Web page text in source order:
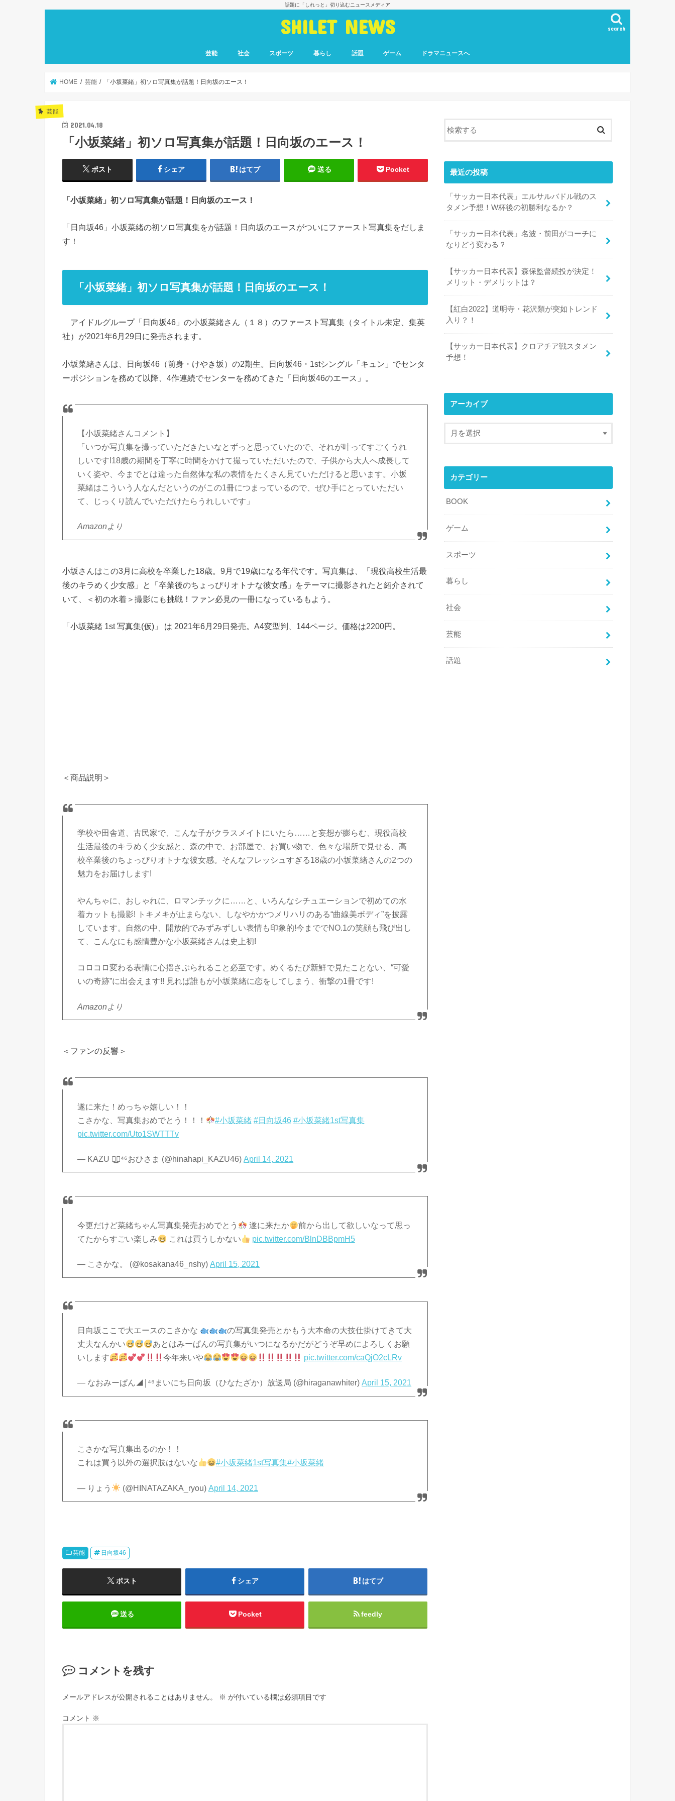
話題に「しれっと」切り込むニュースメディア
SHILET NEWS search
芸能 社会 スポーツ 暮らし 話題 ゲーム ドラマニュースへ
HOME 芸能 「小坂菜緒」初ソロ写真集が話題！日向坂のエース！
芸能
2021.04.18
「小坂菜緒」初ソロ写真集が話題！日向坂のエース！
ポスト シェア はてブ 送る Pocket
「小坂菜緒」初ソロ写真集が話題！日向坂のエース！
「日向坂46」小坂菜緒の初ソロ写真集をが話題！日向坂のエースがついにファースト写真集をだしま
す！
「小坂菜緒」初ソロ写真集が話題！日向坂のエース！
アイドルグループ「日向坂46」の小坂菜緒さん（１８）のファースト写真集（タイトル未定、集英
社）が2021年6月29日に発売されます。
小坂菜緒さんは、日向坂46（前身・けやき坂）の2期生。日向坂46・1stシングル「キュン」でセンタ
ーポジションを務めて以降、4作連続でセンターを務めてきた「日向坂46のエース」。
【小坂菜緒さんコメント】
「いつか写真集を撮っていただきたいなとずっと思っていたので、それが叶ってすごくうれ
しいです!18歳の期間を丁寧に時間をかけて撮っていただいたので、子供から大人へ成長して
いく姿や、今までとは違った自然体な私の表情をたくさん見ていただけると思います。小坂
菜緒はこういう人なんだというのがこの1冊につまっているので、ぜひ手にとっていただい
て、じっくり読んでいただけたらうれしいです」
Amazonより
小坂さんはこの3月に高校を卒業した18歳。9月で19歳になる年代です。写真集は、「現役高校生活最
後のキラめく少女感」と「卒業後のちょっぴりオトナな彼女感」をテーマに撮影されたと紹介されて
いて、＜初の水着＞撮影にも挑戦！ファン必見の一冊になっているもよう。
「小坂菜緒 1st 写真集(仮)」 は 2021年6月29日発売。A4変型判、144ページ。価格は2200円。
＜商品説明＞
学校や田舎道、古民家で、こんな子がクラスメイトにいたら……と妄想が膨らむ、現役高校
生活最後のキラめく少女感と、森の中で、お部屋で、お買い物で、色々な場所で見せる、高
校卒業後のちょっぴりオトナな彼女感。そんなフレッシュすぎる18歳の小坂菜緒さんの2つの
魅力をお届けします!
やんちゃに、おしゃれに、ロマンチックに……と、いろんなシチュエーションで初めての水
着カットも撮影! トキメキが止まらない、しなやかかつメリハリのある“曲線美ボディ”を披露
しています。自然の中、開放的でみずみずしい表情も印象的!今まででNO.1の笑顔も飛び出し
て、こんなにも感情豊かな小坂菜緒さんは史上初!
コロコロ変わる表情に心揺さぶられること必至です。めくるたび新鮮で見たことない、“可愛
いの奇跡”に出会えます!! 見れば誰もが小坂菜緒に恋をしてしまう、衝撃の1冊です!
Amazonより
＜ファンの反響＞
遂に来た！めっちゃ嬉しい！！
こさかな、写真集おめでとう！！！
#小坂菜緒 #日向坂46 #小坂菜緒1st写真集
pic.twitter.com/Uto1SWTTTv
— KAZU ◢͟￨⁴⁶おひさま (@hinahapi_KAZU46)April 14, 2021
今更だけど菜緒ちゃん写真集発売おめでとう 遂に来たか
前から出して欲しいなって思っ
てたからすごい楽しみ
これは買うしかない pic.twitter.com/BlnDBBpmH5
— こさかな。 (@kosakana46_nshy)April 15, 2021
日向坂ここで大エースのこさかな
の写真集発売とかもう大本命の大技仕掛けてきて大
丈夫なんかい
あとはみーぱんの写真集がいつになるかだがどうぞ早めによろしくお願
いします
今年来いや pic.twitter.com/caQjO2cLRv
— なおみーぱん◢￨⁴⁶まいにち日向坂（ひなたざか）放送局 (@hiraganawhiter)April 15, 2021
こさかな写真集出るのか！！
これは買う以外の選択肢はないな
#小坂菜緒1st写真集#小坂菜緒
— りょう (@HINATAZAKA_ryou) April 14, 2021
芸能 日向坂46
ポスト シェア はてブ
送る Pocket feedly
コメントを残す
メールアドレスが公開されることはありません。 ※ が付いている欄は必須項目です
コメント ※
最近の投稿
「サッカー日本代表」エルサルバドル戦のス
タメン予想！W杯後の初勝利なるか？
「サッカー日本代表」名波・前田がコーチに
なりどう変わる？
【サッカー日本代表】森保監督続投が決定！
メリット・デメリットは？
【紅白2022】道明寺・花沢類が突如トレンド
入り？！
【サッカー日本代表】クロアチア戦スタメン
予想！
アーカイブ
カテゴリー
BOOK
ゲーム
スポーツ
暮らし
社会
芸能
話題